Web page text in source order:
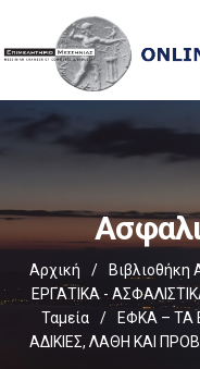
Αρχική / Βιβλιοθήκη
ΕΡΓΑΤΙΚΑ -
Ταμεία
/
ΕΦΚΑ – ΤΑ
ΑΔΙΚΙΕΣ, ΛΑΘΗ ΚΑΙ